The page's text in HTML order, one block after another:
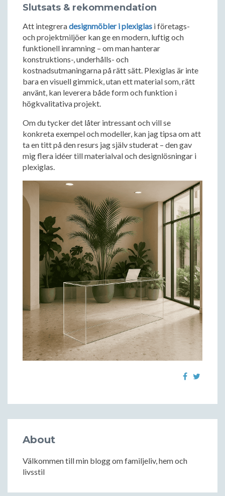
Slutsats & rekommendation
Att integreradesignmöbler i plexiglas i företags-
och projektmiljöer kan ge en modern, luftig och
funktionell inramning – om man hanterar
konstruktions-, underhålls- och
kostnadsutmaningarna på rätt sätt. Plexiglas är inte
bara en visuell gimmick, utan ett material som, rätt
använt, kan leverera både form och funktion i
högkvalitativa projekt.
Om du tycker det låter intressant och vill se
konkreta exempel och modeller, kan jag tipsa om att
ta en titt på den resurs jag själv studerat – den gav
mig flera idéer till materialval och designlösningar i
plexiglas.
About
Välkommen till min blogg om familjeliv, hem och
livsstil